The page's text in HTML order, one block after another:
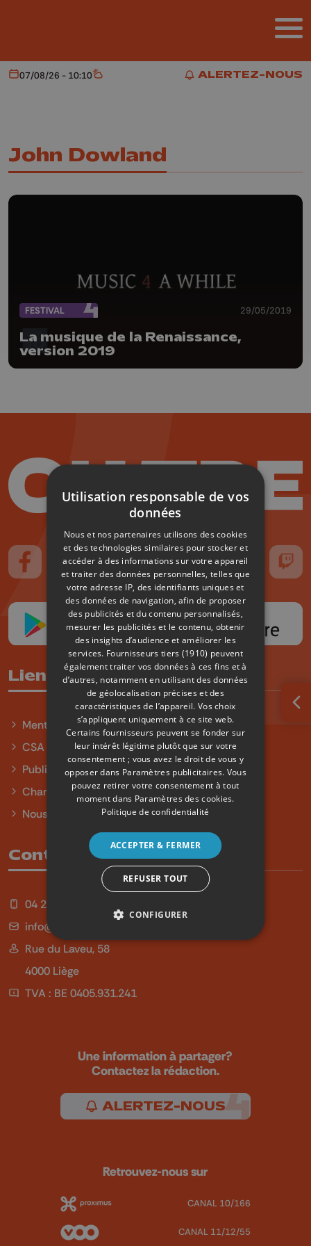
ALERTEZ-NOUS
ALERTEZ-NOUS
Aujourd'hui
07/08/26 - 10:10 Météo
John Dowland
FESTIVAL 29/05/2019
La musique de la Renaissance,
version 2019
Suivez-nous sur FaceBook
Suivez-nous sur Instagram
Suivez-nous sur TikTokSuivez-nous sur YouTube
Suivez-nous
Liens utiles
Mentions légales
CSA
Publicité
Charte sur l'égalité et la diversité
Nous contacter
Contact
04 254 99 99
info@qu4tre.be
Rue du Laveu, 58
4000 Liège
TVA : BE 0405.931.241
Une information à partager?
Contactez la rédaction.
ALERTEZ-NOUS
Retrouvez-nous sur
CANAL 10/166
CANAL 11/12/55
Utilisation responsable de vos
données
Nous et nos partenaires utilisons des cookies
et des technologies similaires pour stocker et
accéder à des informations sur votre appareil
et traiter des données personnelles, telles que
votre adresse IP, des identifiants uniques et
des données de navigation, afin de proposer
des publicités et du contenu personnalisés,
mesurer les publicités et le contenu, obtenir
des insights d’audience et améliorer les
services. Fournisseurs tiers (1910) peuvent
également traiter vos données à ces fins et à
d’autres, notamment en utilisant des données
de géolocalisation précises et des
caractéristiques de l’appareil. Vos choix
s’appliquent uniquement à ce site web.
Certains fournisseurs peuvent se fonder sur
leur intérêt légitime plutôt que sur votre
consentement ; vous avez le droit de vous y
opposer dans Paramètres publicitaires. Vous
pouvez retirer votre consentement à tout
moment dans Paramètres des cookies.
Politique de confidentialité
ACCEPTER & FERMER
REFUSER TOUT
CONFIGURER